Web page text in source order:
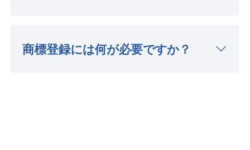
商標登録には何が必要ですか？